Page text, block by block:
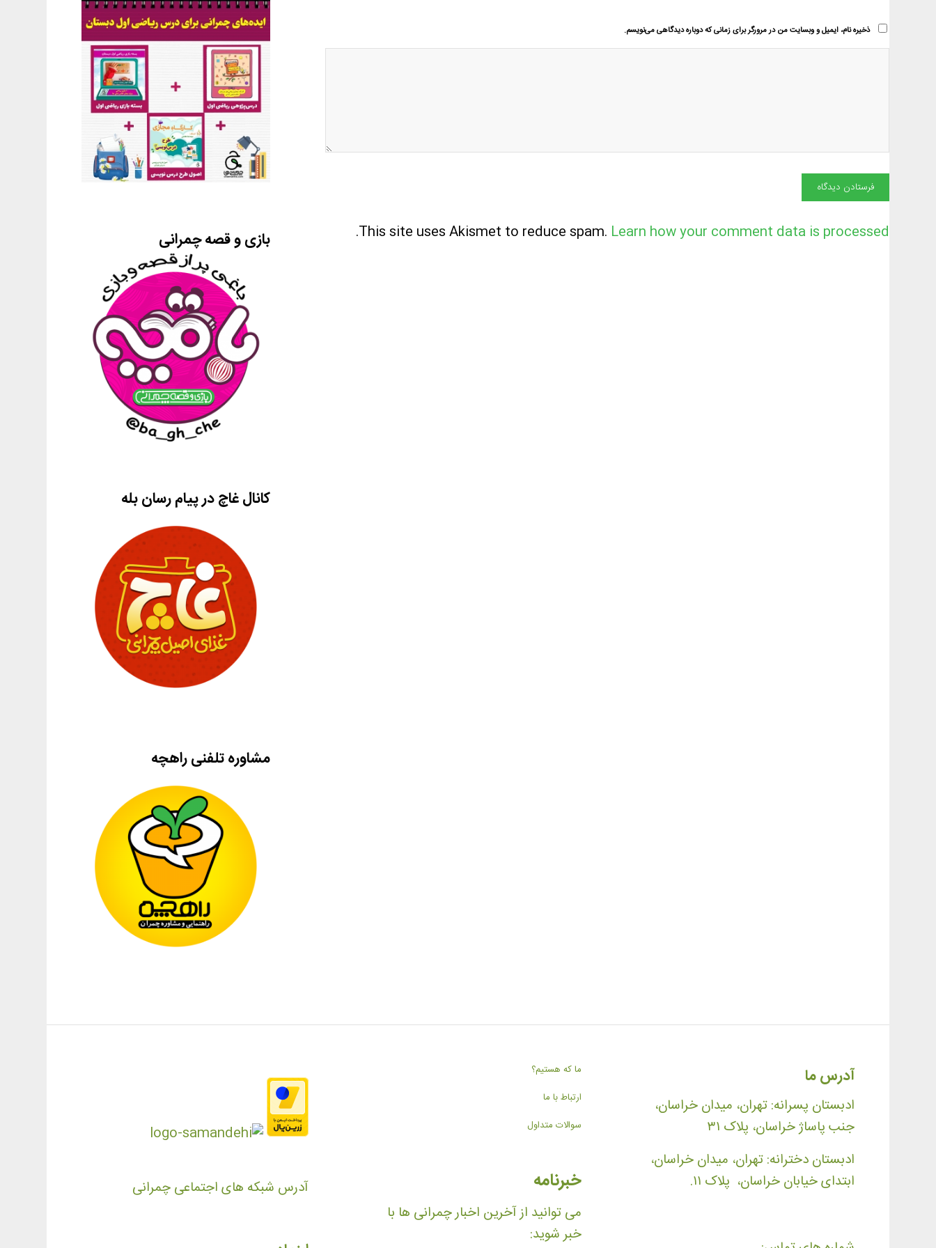
ذخیره نام، ایمیل و وبسایت من در مرورگر برای زمانی که دوباره دیدگاهی می‌نویسم.
This site uses Akismet to reduce spam. Learn how your comment data is processed
. بازی و قصه چمرانی
کانال غاچ در پیام رسان بله
مشاوره تلفنی راهچه
آدرس ما
ادبستان پسرانه: تهران، میدان خراسان،
جنب پاساژ خراسان، پلاک ۳۱
ادبستان دخترانه: تهران، میدان خراسان،
ابتدای خیابان خراسان، پلاک ۱۱.
ما که هستیم؟
ارتباط با ما
سوالات متداول
خبرنامه
می توانید از آخرین اخبار چمرانی ها با
خبر شوید:
آدرس شبکه های اجتماعی چمرانی